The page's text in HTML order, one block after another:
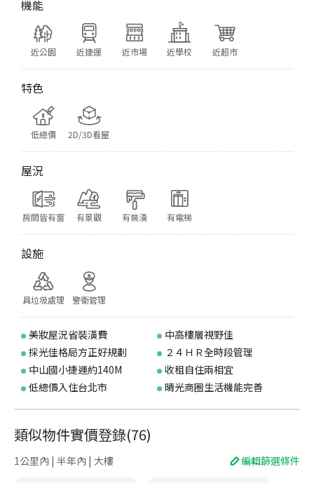
機能
近公園 近捷運 近市場 近學校 近超市
特色
低總價 2D/3D看屋
屋況
房間皆有窗 有景觀 有裝潢 有電梯
設施
具垃圾處理 警衛管理
美妝屋況省裝潢費
中高樓層視野佳
採光佳格局方正好規劃
２４ＨＲ全時段管理
中山國小捷運約140M
收租自住兩相宜
低總價入住台北市
晴光商圈生活機能完善
類似物件實價登錄(76)
1公里內 | 半年內 | 大樓 編輯篩選條件